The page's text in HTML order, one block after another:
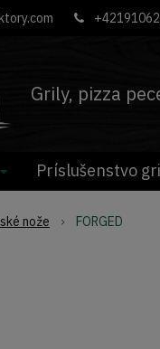
Grily, pizza
Príslušenstvo
nože FORGED